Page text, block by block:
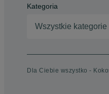
Kategoria
Wszystkie kategorie
Dla Ciebie wszystko -